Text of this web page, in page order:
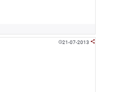
21-07-2013 